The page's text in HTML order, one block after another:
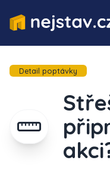
Detail poptávky